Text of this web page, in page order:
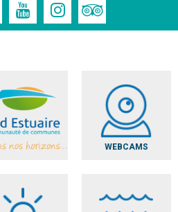
WEBCAMS